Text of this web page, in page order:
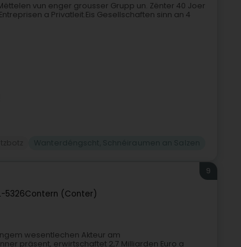
vun enger grousser Grupp un. Zënter 40 Joer
a Privatleit.Eis Gesellschaften sinn an 4
5326Contern (Conter)
9
wesentlechen Akteur am
präsent, erwirtschaftet 2,7 Milliarden Euro a